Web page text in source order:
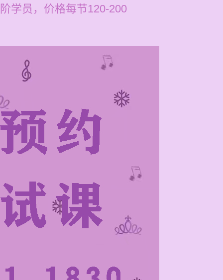
学员，价格每节120-200